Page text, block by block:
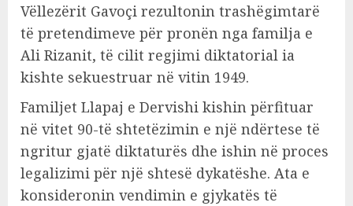
Vëllezërit Gavoçi rezultonin trashëgimtarë
të pretendimeve për pronën nga familja e
Ali Rizanit, të cilit regjimi diktatorial ia
kishte sekuestruar në vitin 1949.
Familjet Llapaj e Dervishi kishin përfituar
në vitet 90-të shtetëzimin e një ndërtese të
ngritur gjatë diktaturës dhe ishin në proces
legalizimi për një shtesë dykatëshe. Ata e
konsideronin vendimin e gjykatës të